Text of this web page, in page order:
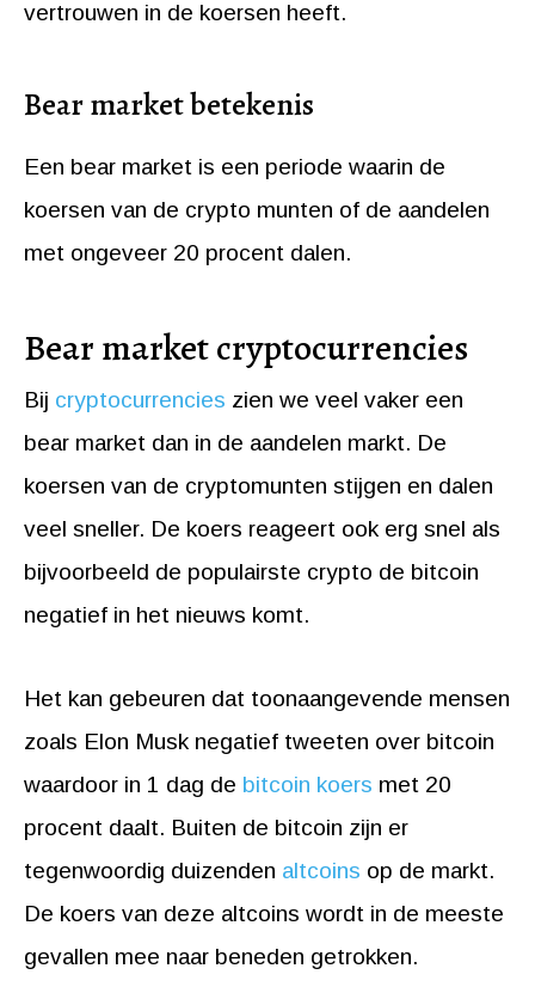
vertrouwen in de koersen heeft.
Bear market betekenis
Een bear market is een periode waarin de
koersen van de crypto munten of de aandelen
met ongeveer 20 procent dalen.
Bear market cryptocurrencies
Bij cryptocurrencies zien we veel vaker een
bear market dan in de aandelen markt. De
koersen van de cryptomunten stijgen en dalen
veel sneller. De koers reageert ook erg snel als
bijvoorbeeld de populairste crypto de bitcoin
negatief in het nieuws komt.
Het kan gebeuren dat toonaangevende mensen
zoals Elon Musk negatief tweeten over bitcoin
waardoor in 1 dag de bitcoin koers met 20
procent daalt. Buiten de bitcoin zijn er
tegenwoordig duizenden altcoins op de markt.
De koers van deze altcoins wordt in de meeste
gevallen mee naar beneden getrokken.